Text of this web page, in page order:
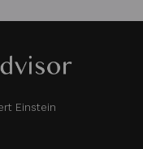
Einstein